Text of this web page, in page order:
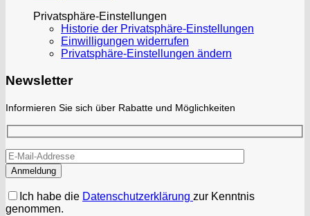
Privatsphäre-Einstellungen
Historie der Privatsphäre-Einstellungen
Einwilligungen widerrufen
Privatsphäre-Einstellungen ändern
Newsletter
Informieren Sie sich über Rabatte und Möglichkeiten
Ich habe die Datenschutzerklärung zur Kenntnis
genommen.